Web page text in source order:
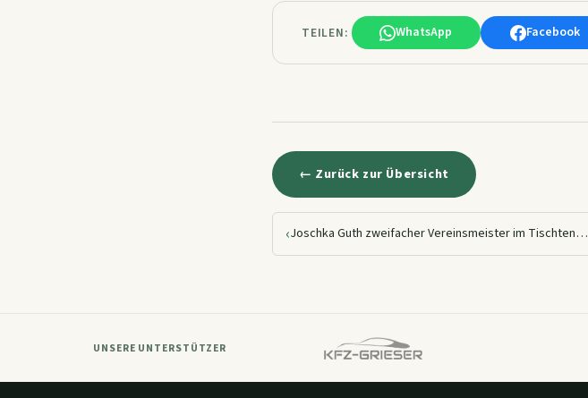
TEILEN: WhatsApp Facebook
← Zurück zur Übersicht
‹ Joschka Guth zweifacher Vereinsmeister im Tischtennis
UNSERE UNTERSTÜTZER